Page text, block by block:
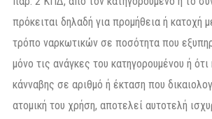
πρόκειται δηλαδή για προμήθεια ή κατοχή
τρόπο ναρκωτικών σε ποσότητα που
μόνο τις ανάγκες του κατηγορουμένου ή
κάνναβης σε αριθμό ή έκταση που
ατομική του χρήση, αποτελεί αυτοτελή